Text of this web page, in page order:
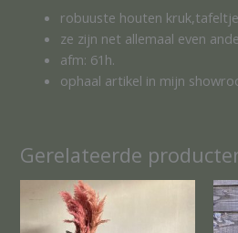
robuuste houten
ze zijn net allemaal even
afm: 61h.
ophaal artikel in mijn
Gerelateerde